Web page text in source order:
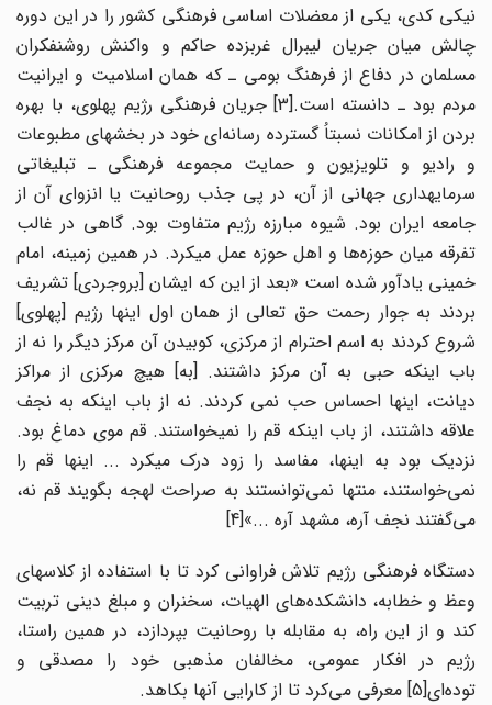
نیکی کدی، یکی از معضلات اساسی فرهنگی کشور را در این دوره
چالش میان جریان لیبرال غربزده حاکم و واکنش روشنفکران
مسلمان در دفاع از فرهنگ بومی ـ که همان اسلامیت و ایرانیت
مردم بود ـ دانسته است.[3] جریان فرهنگی رژیم پهلوی، با بهره
بردن از امکانات نسبتاُ گسترده رسانه‌ای خود در بخشهای مطبوعات
و رادیو و تلویزیون و حمایت مجموعه فرهنگی ـ تبلیغاتی
سرمایه‎داری جهانی از آن، در پی جذب روحانیت یا انزوای آن از
جامعه ایران بود. شیوه مبارزه رژیم متفاوت بود. گاهی در غالب
تفرقه میان حوزه‌ها و اهل حوزه عمل می‎کرد. در همین زمینه، امام
خمینی یادآور شده است «بعد از این که ایشان [بروجردی] تشریف
بردند به جوار رحمت حق تعالی از همان اول اینها رژیم [پهلوی]
شروع کردند به اسم احترام از مرکزی، کوبیدن آن مرکز دیگر را نه از
باب اینکه حبی به آن مرکز داشتند. [به] هیچ مرکزی از مراکز
دیانت، اینها احساس حب نمی کردند. نه از باب اینکه به نجف
علاقه داشتند، از باب اینکه قم را نمی‎خواستند. قم موی دماغ بود.
نزدیک بود به اینها، مفاسد را زود درک می‎کرد ... اینها قم را
نمی‌خواستند، منتها نمی‌توانستند به صراحت لهجه بگویند قم نه،
می‌گفتند نجف آره، مشهد آره ...»[4]
دستگاه فرهنگی رژیم تلاش فراوانی کرد تا با استفاده از کلاسهای
وعظ و خطابه، دانشکده‌های الهیات، سخنران و مبلغ دینی تربیت
کند و از این راه، به مقابله با روحانیت بپردازد، در همین راستا،
رژیم در افکار عمومی، مخالفان مذهبی خود را مصدقی و
توده‌ای[5]‌ معرفی می‌کرد تا از کارایی آنها بکاهد.